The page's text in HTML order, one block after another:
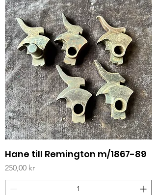
Hane till Remington m/1867-89
Pris
250,00 kr